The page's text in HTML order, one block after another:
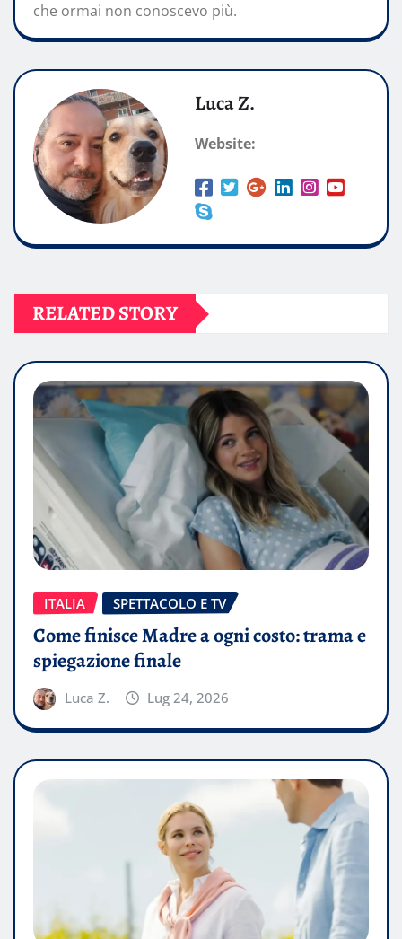
che ormai non conoscevo più.
Luca Z.
Website:
RELATED STORY
ITALIA SPETTACOLO E TV
Come finisce Madre a ogni costo: trama e
spiegazione finale
Luca Z. Lug 24, 2026